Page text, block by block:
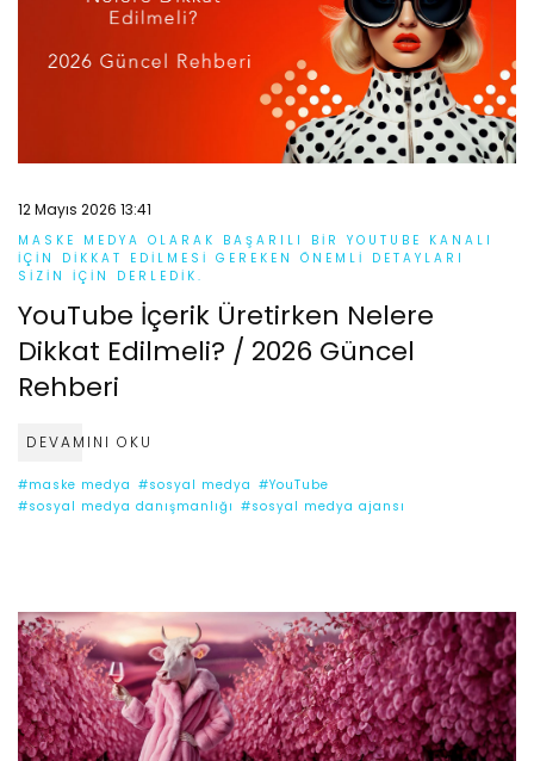
12 Mayıs 2026 13:41
MASKE MEDYA OLARAK BAŞARILI BIR YOUTUBE KANALI
IÇIN DIKKAT EDILMESI GEREKEN ÖNEMLI DETAYLARI
SIZIN IÇIN DERLEDIK.
YouTube İçerik Üretirken Nelere
Dikkat Edilmeli? / 2026 Güncel
Rehberi
DEVAMINI OKU
#maske medya #sosyal medya #YouTube
#sosyal medya danışmanlığı #sosyal medya ajansı